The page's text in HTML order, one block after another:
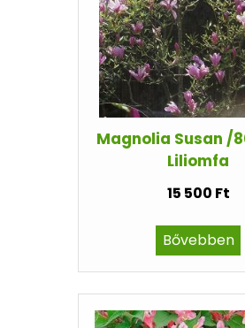
Magnolia Susan /
Liliomfa
15 500 Ft
Bővebben